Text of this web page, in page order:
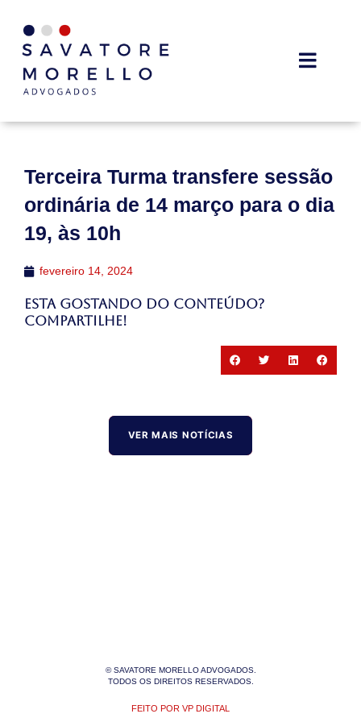
Terceira Turma transfere sessão
ordinária de 14 março para o dia
19, às 10h
fevereiro 14, 2024
Esta gostando do conteúdo?
Compartilhe!
VER MAIS NOTÍCIAS
© SAVATORE MORELLO ADVOGADOS.
TODOS OS DIREITOS RESERVADOS.
FEITO POR VP DIGITAL